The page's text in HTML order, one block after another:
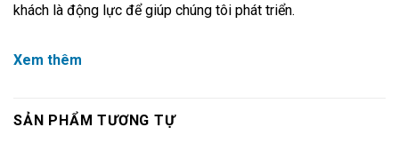
khách là động lực để giúp chúng tôi phát triển.
Xem thêm
SẢN PHẨM TƯƠNG TỰ